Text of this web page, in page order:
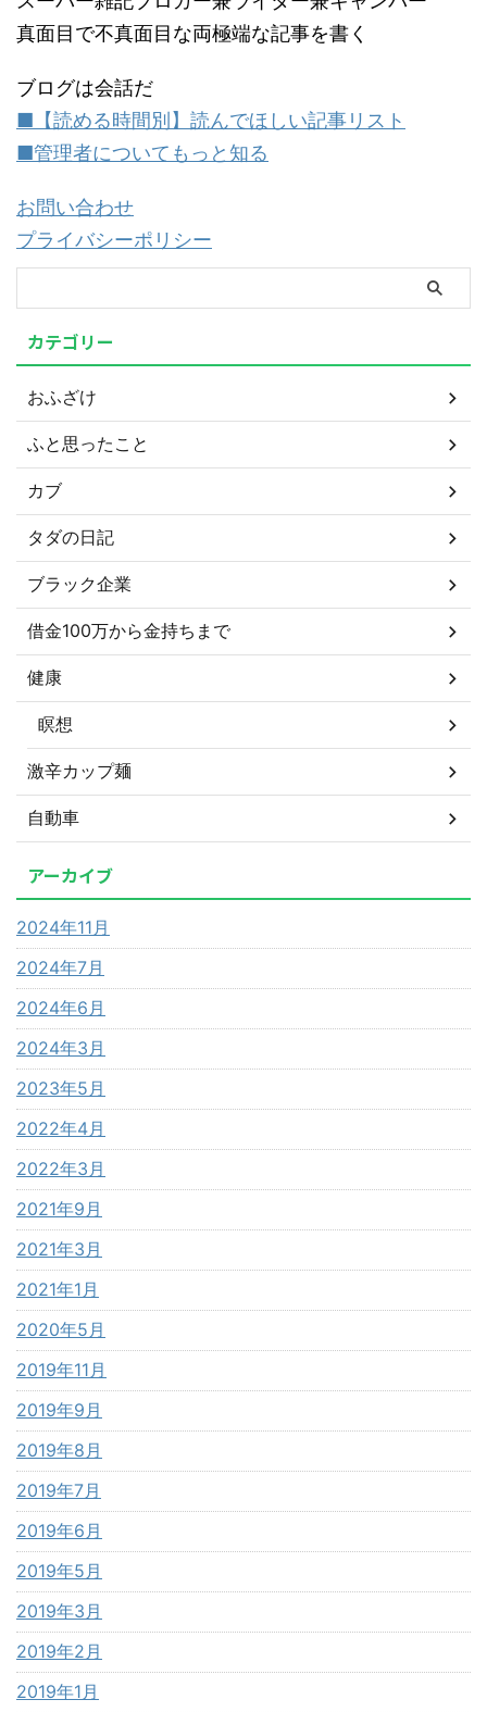
真面目で不真面目な両極端な記事を書く
ブログは会話だ
■【読める時間別】読んでほしい記事リスト
■管理者についてもっと知る
お問い合わせ
プライバシーポリシー
カテゴリー
おふざけ
ふと思ったこと
カブ
タダの日記
ブラック企業
借金100万から金持ちまで
健康
瞑想
激辛カップ麺
自動車
アーカイブ
2024年11月
2024年7月
2024年6月
2024年3月
2023年5月
2022年4月
2022年3月
2021年9月
2021年3月
2021年1月
2020年5月
2019年11月
2019年9月
2019年8月
2019年7月
2019年6月
2019年5月
2019年3月
2019年2月
2019年1月